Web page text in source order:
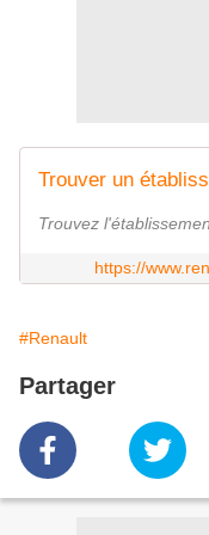
Trouver un
Trouvez
https://
#Renault
Partager